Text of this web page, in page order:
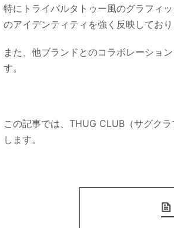
特にトライバルタトゥー風のグラフィ
のアイデンティティを強く反映してお
また、他ブランドとのコラボレーショ
す。
この記事では、THUG CLUB（サグク
します。